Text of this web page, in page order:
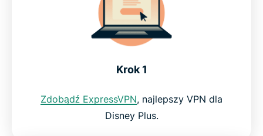
Krok 1
Zdobądź ExpressVPN, najlepszy VPN dla
Disney Plus.